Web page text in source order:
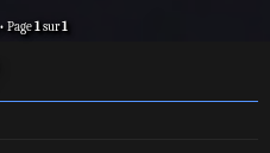
Page1sur1